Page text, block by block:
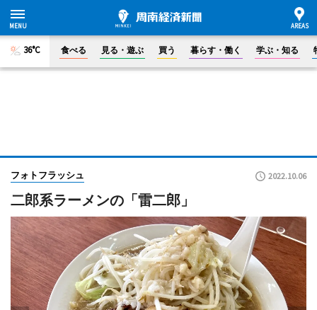
36°C 食べる 見る・遊ぶ 買う 暮らす・働く 学ぶ・知る
フォトフラッシュ 2022.10.06
二郎系ラーメンの「雷二郎」